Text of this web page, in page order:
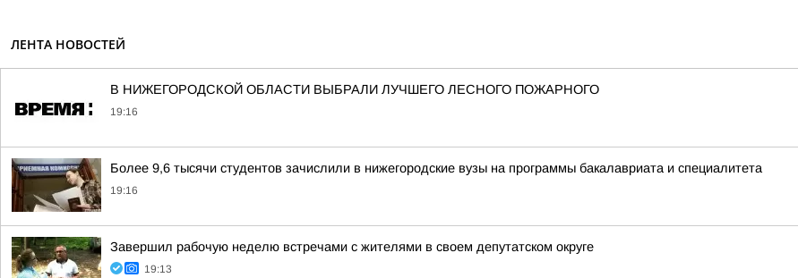
ЛЕНТА НОВОСТЕЙ
В НИЖЕГОРОДСКОЙ ОБЛАСТИ ВЫБРАЛИ ЛУЧШЕГО ЛЕСНОГО ПОЖАРНОГО
19:16
Более 9,6 тысячи студентов зачислили в нижегородские вузы на программы бакалавриата и специалитета
19:16
Завершил рабочую неделю встречами с жителями в своем депутатском округе
19:13